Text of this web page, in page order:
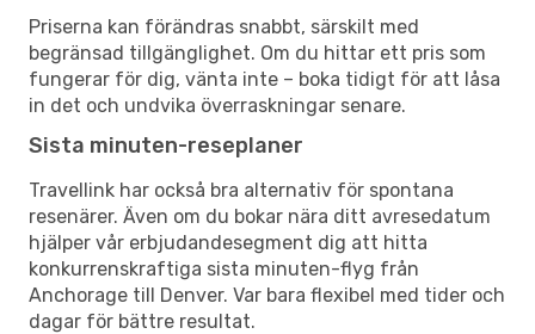
Priserna kan förändras snabbt, särskilt med
begränsad tillgänglighet. Om du hittar ett pris som
fungerar för dig, vänta inte – boka tidigt för att låsa
in det och undvika överraskningar senare.
Sista minuten-reseplaner
Travellink har också bra alternativ för spontana
resenärer. Även om du bokar nära ditt avresedatum
hjälper vår erbjudandesegment dig att hitta
konkurrenskraftiga sista minuten-flyg från
Anchorage till Denver. Var bara flexibel med tider och
dagar för bättre resultat.